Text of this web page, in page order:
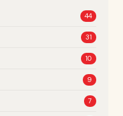
44
31
10
9
7